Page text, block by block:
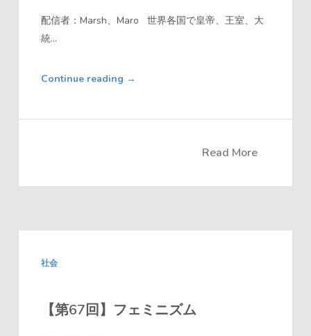
配信者：Marsh、Maro 世界各国で皇帝、王室、大
統...
Continue reading →
Read More
社会
【第67回】フェミニズム